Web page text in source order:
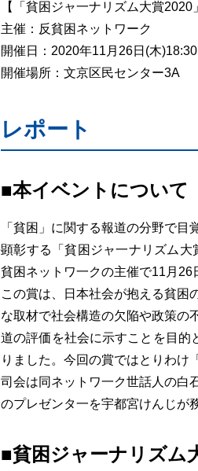
【「貧困ジャ一ナリズム大賞
主催：反貧困ネットワーク
開催日：2020年11月26日(木
開催場所：文京区民センター3A
レポート
■本イベントについて
「貧困」に関する報道の分野で
顕彰する「貧困ジャ一ナリズム
貧困ネットワ一クの主催で11月26
この賞は、日本社会が抱える貧困
な取材で社会構造の欠陥や政策の
道の評価を社会に示すことを目的
りました。今回の賞ではとりわけ
司会は同ネットワ一ク世話人の白
のプレゼンタ一を宇都宮けんじが
■貧困ジャーナリズム